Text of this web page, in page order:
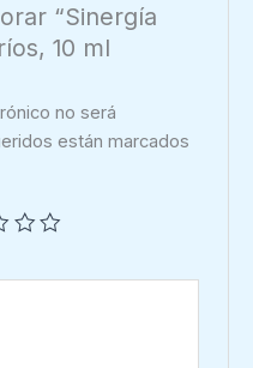
“Sinergía
10 ml
no será
están marcados